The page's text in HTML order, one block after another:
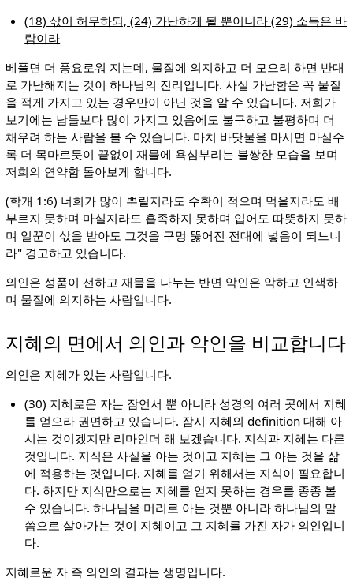
(18) 삯이 허무하되, (24) 가난하게 될 뿐이니라 (29) 소득은 바
람이라
베풀면 더 풍요로워 지는데, 물질에 의지하고 더 모으려 하면 반대
로 가난해지는 것이 하나님의 진리입니다. 사실 가난함은 꼭 물질
을 적게 가지고 있는 경우만이 아닌 것을 알 수 있습니다. 저희가
보기에는 남들보다 많이 가지고 있음에도 불구하고 불평하며 더
채우려 하는 사람을 볼 수 있습니다. 마치 바닷물을 마시면 마실수
록 더 목마르듯이 끝없이 재물에 욕심부리는 불쌍한 모습을 보며
저희의 연약함 돌아보게 합니다.
(학개 1:6) 너희가 많이 뿌릴지라도 수확이 적으며 먹을지라도 배
부르지 못하며 마실지라도 흡족하지 못하며 입어도 따뜻하지 못하
며 일꾼이 삯을 받아도 그것을 구멍 뚫어진 전대에 넣음이 되느니
라" 경고하고 있습니다.
의인은 성품이 선하고 재물을 나누는 반면 악인은 악하고 인색하
며 물질에 의지하는 사람입니다.
지혜의 면에서 의인과 악인을 비교합니다
의인은 지혜가 있는 사람입니다.
(30) 지혜로운 자는 잠언서 뿐 아니라 성경의 여러 곳에서 지혜
를 얻으라 권면하고 있습니다. 잠시 지혜의 definition 대해 아
시는 것이겠지만 리마인더 해 보겠습니다. 지식과 지혜는 다른
것입니다. 지식은 사실을 아는 것이고 지혜는 그 아는 것을 삶
에 적용하는 것입니다. 지혜를 얻기 위해서는 지식이 필요합니
다. 하지만 지식만으로는 지혜를 얻지 못하는 경우를 종종 볼
수 있습니다. 하나님을 머리로 아는 것뿐 아니라 하나님의 말
씀으로 살아가는 것이 지혜이고 그 지혜를 가진 자가 의인입니
다.
지혜로운 자 즉 의인의 결과는 생명입니다.